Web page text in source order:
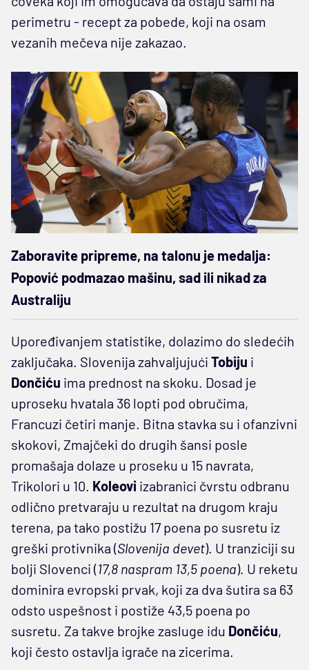
perimetru - recept za pobede, koji na osam
vezanih mečeva nije zakazao.
Zaboravite pripreme, na talonu je medalja:
Popović podmazao mašinu, sad ili nikad za
Australiju
Upoređivanjem statistike, dolazimo do sledećih
zaključaka. Slovenija zahvaljujući Tobiju i
Dončiću ima prednost na skoku. Dosad je
uproseku hvatala 36 lopti pod obručima,
Francuzi četiri manje. Bitna stavka su i ofanzivni
skokovi, Zmajčeki do drugih šansi posle
promašaja dolaze u proseku u 15 navrata,
Trikolori u 10. Koleovi izabranici čvrstu odbranu
odlično pretvaraju u rezultat na drugom kraju
terena, pa tako postižu 17 poena po susretu iz
greški protivnika (Slovenija devet). U tranziciji su
bolji Slovenci (17,8 naspram 13,5 poena). U reketu
dominira evropski prvak, koji za dva šutira sa 63
odsto uspešnost i postiže 43,5 poena po
susretu. Za takve brojke zasluge idu Dončiću,
koji često ostavlja igrače na zicerima.